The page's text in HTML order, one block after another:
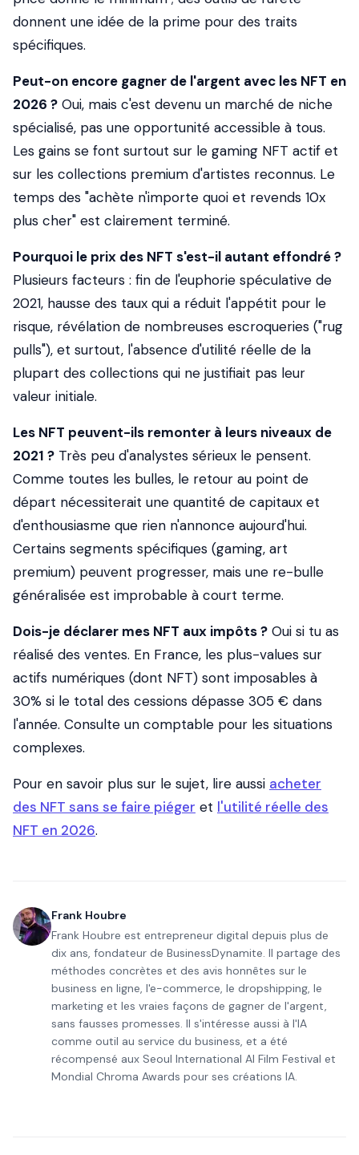
donnent une idée de la prime pour des traits
spécifiques.
Peut-on encore gagner de l'argent avec les NFT en
2026 ? Oui, mais c'est devenu un marché de niche
spécialisé, pas une opportunité accessible à tous.
Les gains se font surtout sur le gaming NFT actif et
sur les collections premium d'artistes reconnus. Le
temps des "achète n'importe quoi et revends 10x
plus cher" est clairement terminé.
Pourquoi le prix des NFT s'est-il autant effondré ?
Plusieurs facteurs : fin de l'euphorie spéculative de
2021, hausse des taux qui a réduit l'appétit pour le
risque, révélation de nombreuses escroqueries ("rug
pulls"), et surtout, l'absence d'utilité réelle de la
plupart des collections qui ne justifiait pas leur
valeur initiale.
Les NFT peuvent-ils remonter à leurs niveaux de
2021 ? Très peu d'analystes sérieux le pensent.
Comme toutes les bulles, le retour au point de
départ nécessiterait une quantité de capitaux et
d'enthousiasme que rien n'annonce aujourd'hui.
Certains segments spécifiques (gaming, art
premium) peuvent progresser, mais une re-bulle
généralisée est improbable à court terme.
Dois-je déclarer mes NFT aux impôts ? Oui si tu as
réalisé des ventes. En France, les plus-values sur
actifs numériques (dont NFT) sont imposables à
30% si le total des cessions dépasse 305 € dans
l'année. Consulte un comptable pour les situations
complexes.
Pour en savoir plus sur le sujet, lire aussi acheter
des NFT sans se faire piéger et l'utilité réelle des
NFT en 2026.
Frank Houbre
Frank Houbre est entrepreneur digital depuis plus de
dix ans, fondateur de BusinessDynamite. Il partage des
méthodes concrètes et des avis honnêtes sur le
business en ligne, l'e-commerce, le dropshipping, le
marketing et les vraies façons de gagner de l'argent,
sans fausses promesses. Il s'intéresse aussi à l'IA
comme outil au service du business, et a été
récompensé aux Seoul International AI Film Festival et
Mondial Chroma Awards pour ses créations IA.